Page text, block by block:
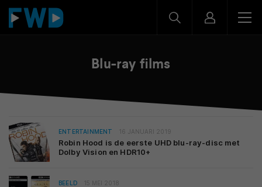
Blu-ray films
ENTERTAINMENT 16 JANUARI 2019
Robin Hood is de eerste UHD blu-ray-disc met
Dolby Vision en HDR10+
BEELD 15 MEI 2018